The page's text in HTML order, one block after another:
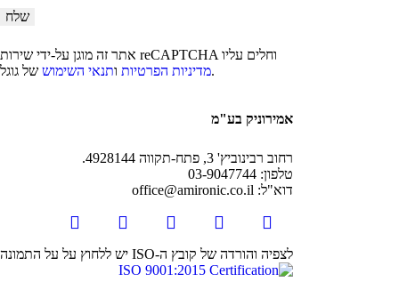
אתר זה מוגן על-ידי שירות reCAPTCHA וחלים עליו
מדיניות הפרטיות ותנאי השימוש של גוגל.
אמירוניק בע"מ
רחוב רבינוביץ' 3, פתח-תקווה 4928144.
טלפון: 03-9047744
דוא"ל: office@amironic.co.il
לצפיה והורדה של קובץ ה-ISO יש ללחוץ על על התמונה